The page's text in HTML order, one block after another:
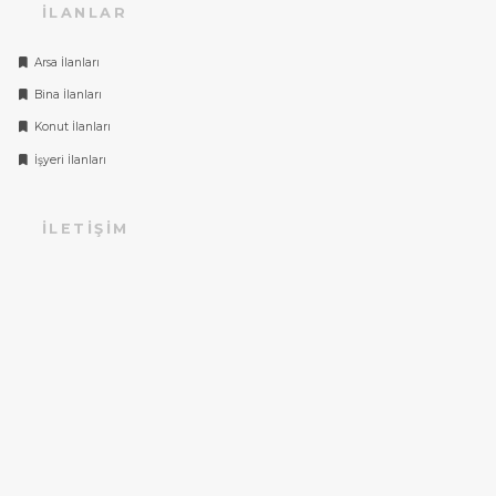
İLANLAR
Arsa İlanları
Bina İlanları
Konut İlanları
İşyeri İlanları
İLETIŞIM